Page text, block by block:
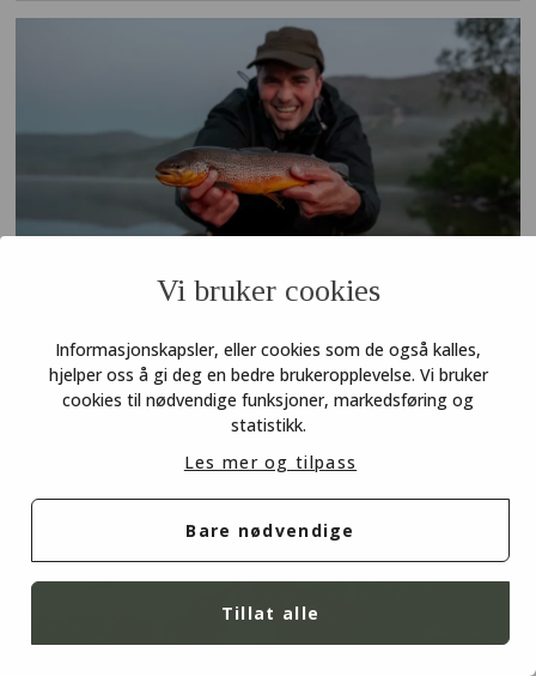
Vi bruker cookies
Informasjonskapsler, eller cookies som de også kalles,
hjelper oss å gi deg en bedre brukeropplevelse. Vi bruker
cookies til nødvendige funksjoner, markedsføring og
statistikk.
Les mer og tilpass
Bare nødvendige
Tillat alle
Ørretbett i Børgefjell
Ørreten i Børgefjell imponerte Inatur-
ambassadør Anton. Finn veien til fjellørreten i
vann og elv med tips fra de lokalkjente i Røyrvik